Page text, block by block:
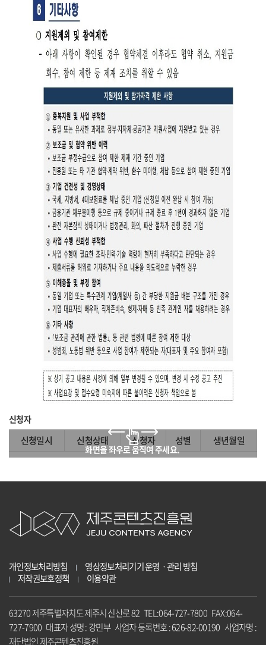
신청자
신청일시 신청상태 신청자 성별 생년월일
개인정보처리방침
영상정보처리기기 운영ㆍ관리 방침
저작권보호정책
이용약관
63270 제주특별자치도 제주시 신산로 82 TEL:064-727-7800 FAX:064-
727-7900 대표자 성명 : 강민부 사업자 등록번호 : 626-82-00190 사업자명 :
재단법인 제주콘텐츠진흥원